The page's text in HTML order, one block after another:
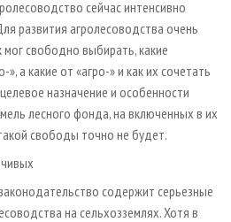
сейчас интенсивно
развития агролесоводства очень
свободно выбирать, какие
а какие от «агро-» и как их сочетать
назначение и особенности
лесного фонда, на включенных в их
свободы точно не будет.
содержит серьезные
на сельхозземлях. Хотя в